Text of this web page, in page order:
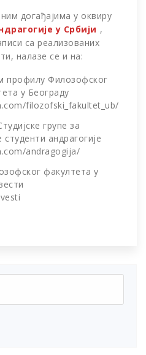
догађајима у оквиру
у Србији ,
са реализованих
налазе се и на:
профилу Филозофског
у Београду
filozofski_fakultet_ub/
групе за
студенти андрагогије
andragogija/
факултета у